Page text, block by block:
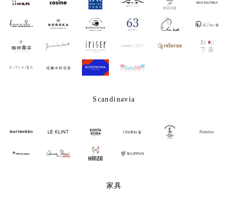
Scandinavia
家具